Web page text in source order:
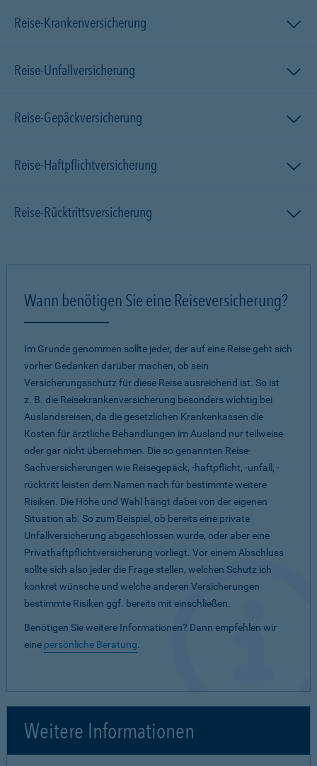
Reise-Krankenversicherung
Reise-Unfallversicherung
Reise-Gepäckversicherung
Reise-Haftpflichtversicherung
Reise-Rücktrittsversicherung
Wann benötigen Sie eine Reiseversicherung?
Im Grunde genommen sollte jeder, der auf eine Reise geht sich
vorher Gedanken darüber machen, ob sein
Versicherungsschutz für diese Reise ausreichend ist. So ist
z. B. die Reisekrankenversicherung besonders wichtig bei
Auslandsreisen, da die gesetzlichen Krankenkassen die
Kosten für ärztliche Behandlungen im Ausland nur teilweise
oder gar nicht übernehmen. Die so genannten Reise-
Sachversicherungen wie Reisegepäck, -haftpflicht, -unfall, -
rücktritt leisten dem Namen nach für bestimmte weitere
Risiken. Die Höhe und Wahl hängt dabei von der eigenen
Situation ab. So zum Beispiel, ob bereits eine private
Unfallversicherung abgeschlossen wurde, oder aber eine
Privathaftpflichtversicherung vorliegt. Vor einem Abschluss
sollte sich also jeder die Frage stellen, welchen Schutz ich
konkret wünsche und welche anderen Versicherungen
bestimmte Risiken ggf. bereits mit einschließen.
Benötigen Sie weitere Informationen? Dann empfehlen wir
eine persönliche Beratung.
Weitere Informationen